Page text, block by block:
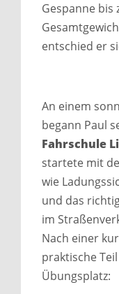
Gespanne bis
entschied er
An einem
begann Paul
Fahrschule
startete mit
wie
und das
im
Nach einer
praktische
Übungsplatz: